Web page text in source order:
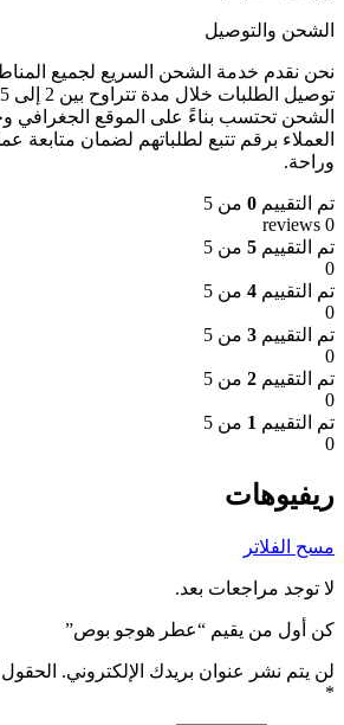
الشحن والتوصيل
نحن نقدم خدمة الشحن السريع لجميع
الشحن تحتسب بناءً على الموقع الجغرافي
العملاء برقم تتبع لطلباتهم لضمان متابعة
وراحة.
تم التقييم 0 من 5
0 reviews
تم التقييم 5 من 5
0
تم التقييم 4 من 5
0
تم التقييم 3 من 5
0
تم التقييم 2 من 5
0
تم التقييم 1 من 5
0
ريفيوهات
مسح الفلاتر
لا توجد مراجعات بعد.
كن أول من يقيم “عطر هوجو بوص”
لن يتم نشر عنوان بريدك الإلكتروني. الحقول
*